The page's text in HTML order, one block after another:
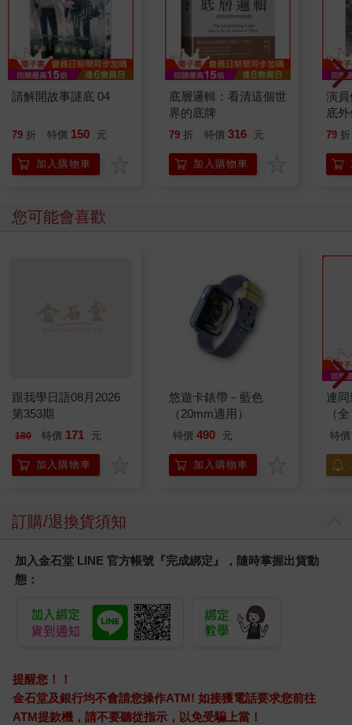
請解開故事謎底 04
79 折 特價 150 元
加入購物車
底層邏輯：看清這個世
界的底牌
79 折 特價 316 元
加入購物車
演
底
79 折
您可能會喜歡
跟我學日語08月2026
第353期
180 特價 171 元
加入購物車
悠遊卡錶帶－藍色
（20mm適用）
特價 490 元
加入購物車
連
（
特價
訂購/退換貨須知
加入金石堂 LINE 官方帳號『完成綁定』，隨時掌握出貨動
態：
提醒您！！
金石堂及銀行均不會請您操作ATM! 如接獲電話要求您前往
ATM提款機，請不要聽從指示，以免受騙上當！